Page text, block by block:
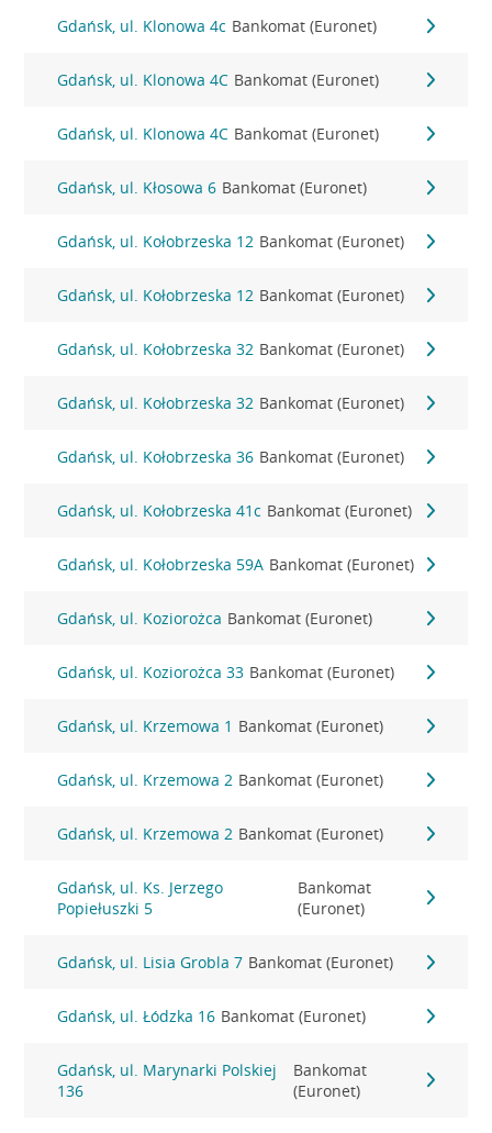
Gdańsk, ul. Klonowa 4c Bankomat (Euronet)
Gdańsk, ul. Klonowa 4C Bankomat (Euronet)
Gdańsk, ul. Klonowa 4C Bankomat (Euronet)
Gdańsk, ul. Kłosowa 6 Bankomat (Euronet)
Gdańsk, ul. Kołobrzeska 12 Bankomat (Euronet)
Gdańsk, ul. Kołobrzeska 12 Bankomat (Euronet)
Gdańsk, ul. Kołobrzeska 32 Bankomat (Euronet)
Gdańsk, ul. Kołobrzeska 32 Bankomat (Euronet)
Gdańsk, ul. Kołobrzeska 36 Bankomat (Euronet)
Gdańsk, ul. Kołobrzeska 41c Bankomat (Euronet)
Gdańsk, ul. Kołobrzeska 59A Bankomat (Euronet)
Gdańsk, ul. Koziorożca Bankomat (Euronet)
Gdańsk, ul. Koziorożca 33 Bankomat (Euronet)
Gdańsk, ul. Krzemowa 1 Bankomat (Euronet)
Gdańsk, ul. Krzemowa 2 Bankomat (Euronet)
Gdańsk, ul. Krzemowa 2 Bankomat (Euronet)
Gdańsk, ul. Ks. Jerzego
Popiełuszki 5
Bankomat
(Euronet)
Gdańsk, ul. Lisia Grobla 7 Bankomat (Euronet)
Gdańsk, ul. Łódzka 16 Bankomat (Euronet)
Gdańsk, ul. Marynarki Polskiej
136
Bankomat
(Euronet)